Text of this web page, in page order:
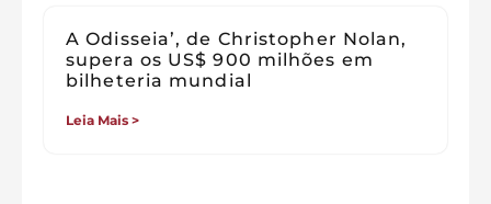
A Odisseia’, de Christopher Nolan,
supera os US$ 900 milhões em
bilheteria mundial
Leia Mais >